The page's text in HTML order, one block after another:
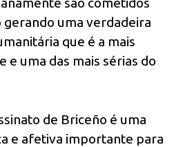
uma verdadeira
que é a mais
e uma das mais sérias do
de Briceño é uma
e afetiva importante para